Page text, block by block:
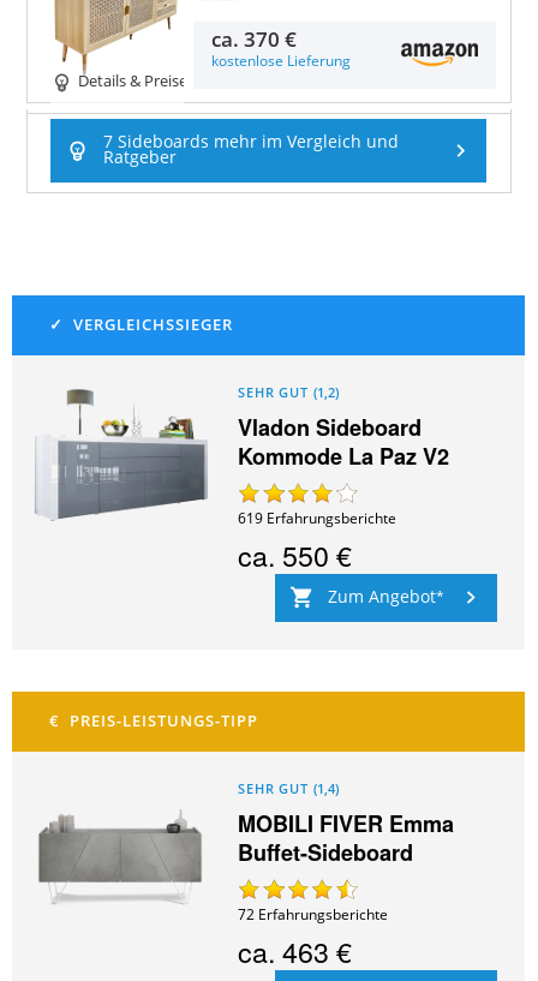
Details & Preise
ca.370 €
kostenlose Lieferung
7 Sideboards mehr im Vergleich und
Ratgeber
SEHR GUT (1,2)
Vladon Sideboard
Kommode La Paz V2
619 Erfahrungsberichte
ca. 550 €
Zum Angebot
SEHR GUT (1,4)
MOBILI FIVER Emma
Buffet-Sideboard
72 Erfahrungsberichte
ca.463 €